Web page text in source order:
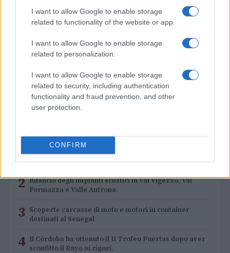
I want to allow Google to enable storage
related to functionality of the website or app.
I want to allow Google to enable storage
related to personalization.
I want to allow Google to enable storage
related to security, including authentication
functionality and fraud prevention, and other
user protection.
CONFIRM
neve a bassa quota
Francesca Lombardi · 4 Ago 2026
1
XPENG Partner del Teatro del Silenzio 2026: Veicoli
Elettrici e Musica in Sinfonia
2 Rilancio degli impianti sciistici in Val Vigezzo, Val
Formazza e Valle Antrona
3 Scoperte carcasse di moto e motori in container
destinati al Senegal
4 Il Córdoba ha ottenuto il II Trofeo Puertas dopo aver
sconfitto il Rayo ai rigori.